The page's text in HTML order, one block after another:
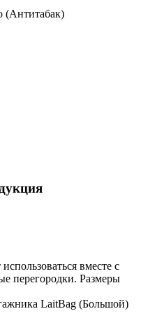
(Антитабак)
вместе с
перегородки. Размеры
LaitBag (Большой)